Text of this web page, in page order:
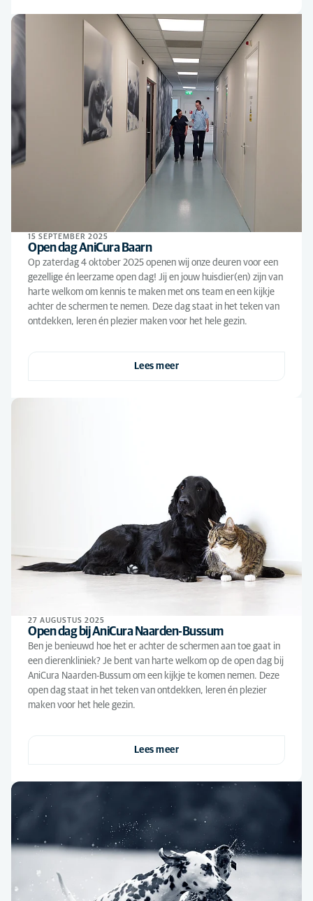
15 SEPTEMBER 2025
Open dag AniCura Baarn
Op zaterdag 4 oktober 2025 openen wij onze deuren voor een
gezellige én leerzame open dag! Jij en jouw huisdier(en) zijn van
harte welkom om kennis te maken met ons team en een kijkje
achter de schermen te nemen. Deze dag staat in het teken van
ontdekken, leren én plezier maken voor het hele gezin.
Lees meer
27 AUGUSTUS 2025
Open dag bij AniCura Naarden-Bussum
Ben je benieuwd hoe het er achter de schermen aan toe gaat in
een dierenkliniek? Je bent van harte welkom op de open dag bij
AniCura Naarden-Bussum om een kijkje te komen nemen. Deze
open dag staat in het teken van ontdekken, leren én plezier
maken voor het hele gezin.
Lees meer